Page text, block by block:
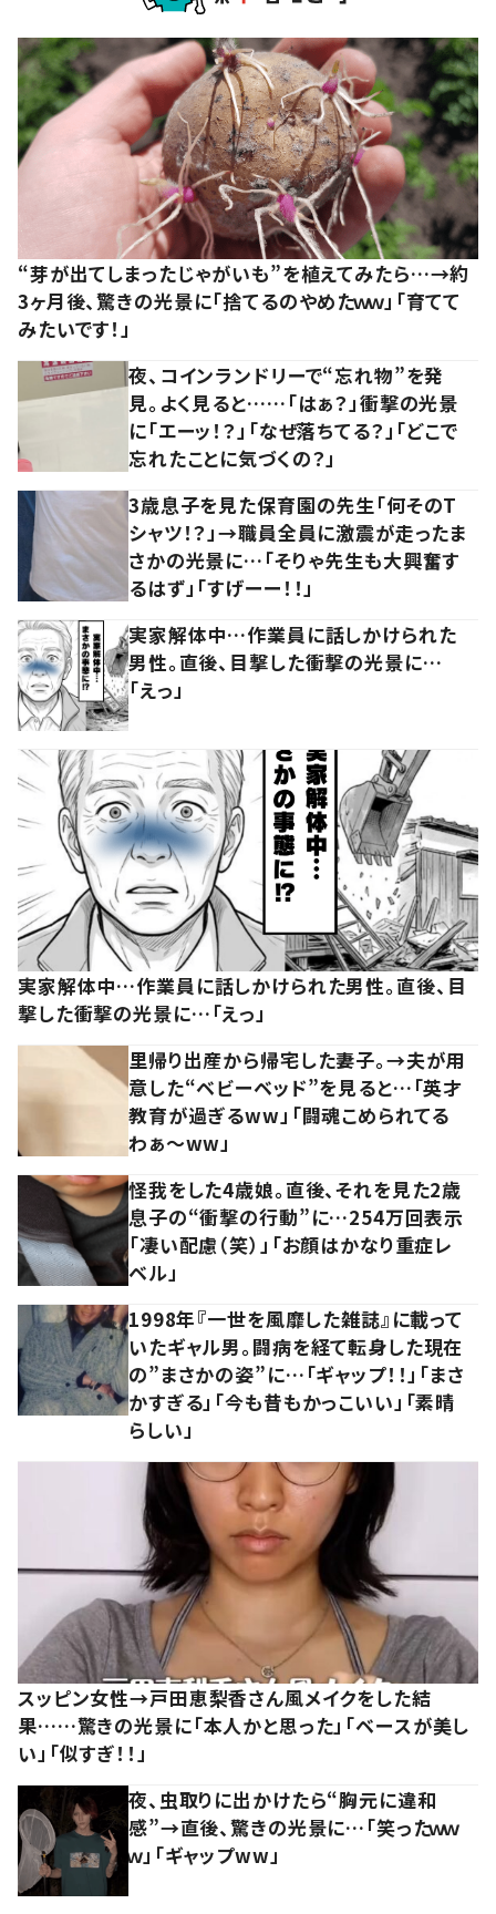
“芽が出てしまったじゃがいも”を植えてみたら…→約
3ヶ月後、驚きの光景に「捨てるのやめたｗｗ」「育てて
みたいです！」
夜、コインランドリーで“忘れ物”を発
見。よく見ると……「はぁ？」衝撃の光景
に「エーッ！？」「なぜ落ちてる？」「どこで
忘れたことに気づくの？」
3歳息子を見た保育園の先生「何そのT
シャツ！？」→職員全員に激震が走ったま
さかの光景に…「そりゃ先生も大興奮す
るはず」「すげーー！！」
実家解体中…作業員に話しかけられた
男性。直後、目撃した衝撃の光景に…
「えっ」
実家解体中…作業員に話しかけられた男性。直後、目
撃した衝撃の光景に…「えっ」
里帰り出産から帰宅した妻子。→夫が用
意した“ベビーベッド”を見ると…「英才
教育が過ぎるww」「闘魂こめられてる
わぁ～ww」
怪我をした4歳娘。直後、それを見た2歳
息子の“衝撃の行動”に…254万回表示
「凄い配慮（笑）」「お顔はかなり重症レ
ベル」
1998年『一世を風靡した雑誌』に載って
いたギャル男。闘病を経て転身した現在
の”まさかの姿”に…「ギャップ！！」「まさ
かすぎる」「今も昔もかっこいい」「素晴
らしい」
スッピン女性→戸田恵梨香さん風メイクをした結
果……驚きの光景に「本人かと思った」「ベースが美し
い」「似すぎ！！」
夜、虫取りに出かけたら“胸元に違和
感”→直後、驚きの光景に…「笑ったｗｗ
ｗ」「ギャップww」